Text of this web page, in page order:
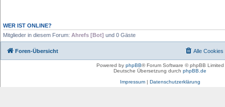
WER IST ONLINE?
Mitglieder in diesem Forum: Ahrefs [Bot] und 0 Gäste
Foren-Übersicht Alle Cookies
Powered by phpBB® Forum Software © phpBB Limited
Deutsche Übersetzung durch phpBB.de
Impressum| Datenschutzerklärung